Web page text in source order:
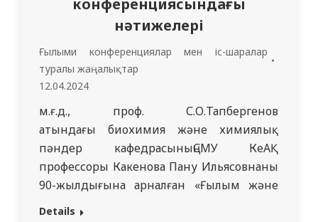
нәтижелері
Ғылыми конференциялар мен іс-шаралар
туралы жаңалықтар
12.04.2024
м.ғ.д., проф. С.О.Тапбергенов
атындағы биохимия және химиялық
пәндер кафедрасыныңСМУ КеАҚ
профессоры Какенова Пану Ильясовнаның
90-жылдығына арналған «Ғылым және
денсаулық» халықаралық қатысуымен
Details